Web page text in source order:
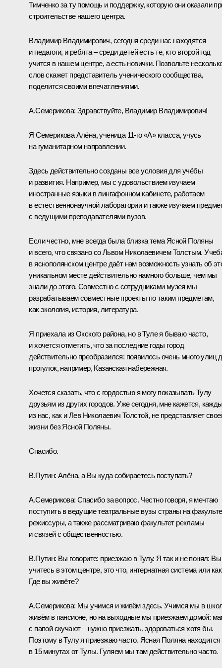
Тимченко за ту помощь и поддержку, которую они оказали
строительстве нашего центра.
Владимир Владимирович, сегодня среди нас находятся
и педагоги, и ребята – среди детей есть те, кто второй год
учится в нашем центре, а есть новички. Позвольте
слов скажет представитель ученического сообщества,
поделится своими впечатлениями.
А.Семерикова: Здравствуйте, Владимир Владимирович!
Я Семерикова Алёна, ученица 11-го «А» класса, учусь
на гуманитарном направлении.
Здесь действительно созданы все условия для учёбы
и развития. Например, мы с удовольствием изучаем
иностранные языки в лингафонном кабинете, работаем
в естественнонаучной лаборатории и также изучаем
с ведущими преподавателями вузов.
Если честно, мне всегда была близка тема Ясной Поляны
и всего, что связано со Львом Николаевичем Толстым.
в яснополянском центре даёт нам возможность узнать об
уникальном месте действительно намного больше, чем мы
знали до этого. Совместно с сотрудниками музея мы
разрабатываем совместные проекты по таким предметам,
как экология, история, литература.
Я приехала из Окского района, но в Туле я бываю часто,
и хочется отметить, что за последние годы город
действительно преобразился: появилось очень много улиц
прогулок, например, Казанская набережная.
Хочется сказать, что с гордостью я могу показывать Тулу
друзьям из других городов. Уже сегодня, мне кажется,
из нас, как и Лев Николаевич Толстой, не представляет
жизни без Ясной Поляны.
Спасибо.
В.Путин: Алёна, а Вы куда собираетесь поступать?
А.Семерикова: Спасибо за вопрос. Честно говоря, я мечтаю
поступить в ведущие театральные вузы страны на
режиссуры, а также рассматриваю факультет рекламы
и связей с общественностью.
В.Путин: Вы говорите: приезжаю в Тулу. Я так и не понял: Вы
учитесь в этом центре, это что, интернатная система или
Где вы живёте?
А.Семерикова: Мы учимся и живём здесь. Учимся мы в
живём в пансионе, но на выходные мы приезжаем домой:
с папой скучают – нужно приезжать, здороваться хотя бы.
Поэтому в Тулу я приезжаю часто. Ясная Поляна находится
в 15 минутах от Тулы. Гуляем мы там действительно часто.